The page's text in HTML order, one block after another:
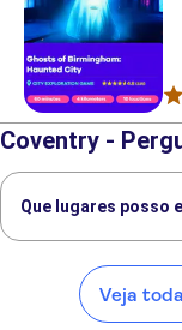
Coventry -
Que lugares posso
Coventry:
Birmingham
Veja